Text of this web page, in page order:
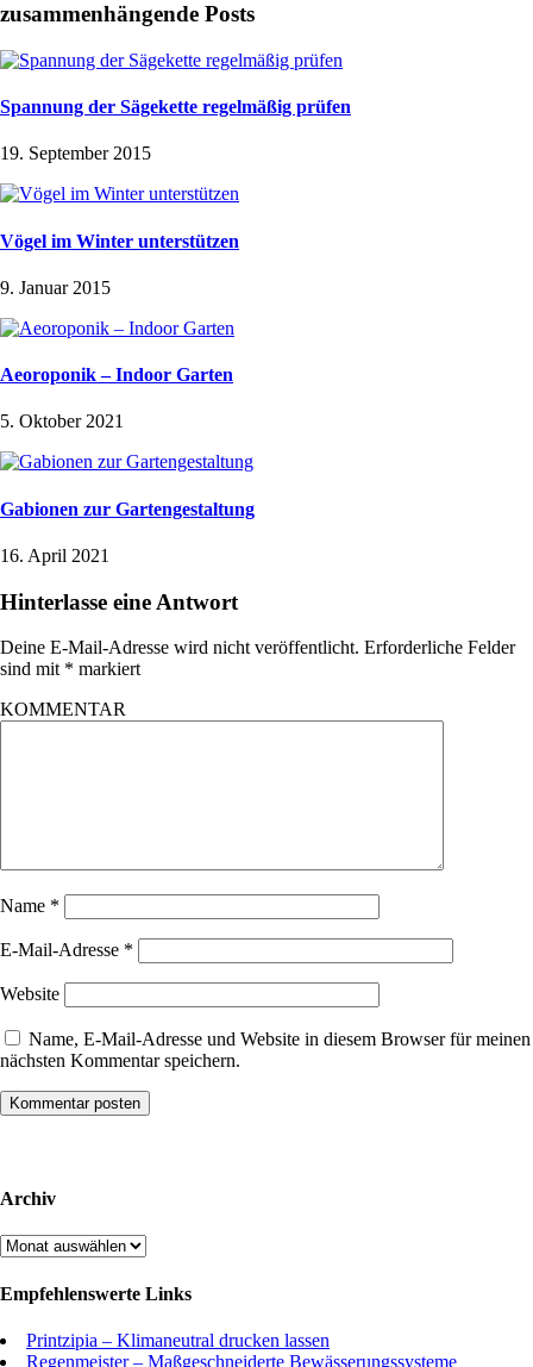
zusammenhängende Posts
Spannung der Sägekette regelmäßig prüfen
19. September 2015
Vögel im Winter unterstützen
9. Januar 2015
Aeoroponik – Indoor Garten
5. Oktober 2021
Gabionen zur Gartengestaltung
16. April 2021
Hinterlasse eine Antwort
Deine E-Mail-Adresse wird nicht veröffentlicht. Erforderliche Felder
sind mit * markiert
KOMMENTAR
Name *
E-Mail-Adresse *
Website
Name, E-Mail-Adresse und Website in diesem Browser für meinen
nächsten Kommentar speichern.
Archiv
Archiv
Empfehlenswerte Links
Printzipia – Klimaneutral drucken lassen
Regenmeister – Maßgeschneiderte Bewässerungssysteme